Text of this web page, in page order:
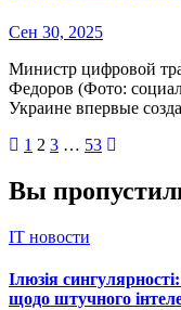
Сен 30, 2025
Министр цифровой трансформации Украины Михаил
Федоров (Фото:
Украине впервые
Пагинация
записей
1 2 3 … 53
Вы
IT новости
Ілюзія
щодо штучного